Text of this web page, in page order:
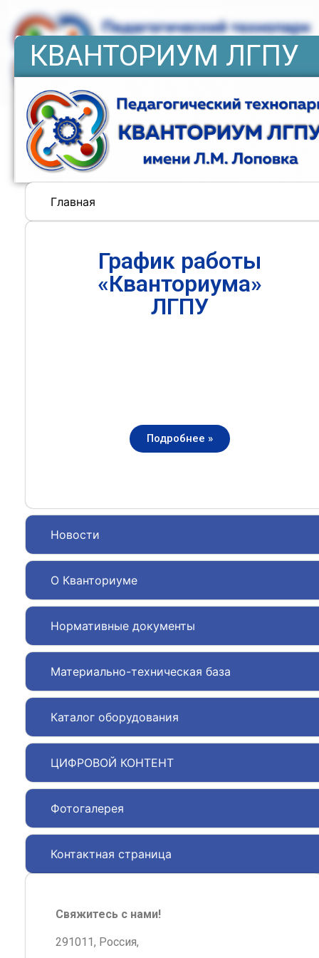
КВАНТОРИУМ ЛГПУ
Главная
Новости
О Кванториуме
Нормативные документы
Материально-техническая база
Каталог оборудования
ЦИФРОВОЙ КОНТЕНТ
Фотогалерея
Контактная страница
График работы
«Кванториума»
ЛГПУ
Подробнее »
Свяжитесь с нами!
291011, Россия,